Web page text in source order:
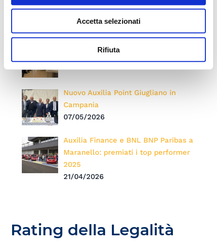
Accetta selezionati
Rifiuta
Finance celebra 15 anni di crescita,
innovazione e persone
Nuova sede Auxilia Point Pomezia
Nuovo Auxilia Point Giugliano in
Campania
07/05/2026
Auxilia Finance e BNL BNP Paribas a
Maranello: premiati i top performer
2025
21/04/2026
Rating della Legalità